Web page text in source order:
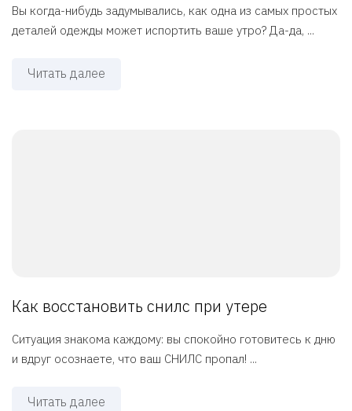
Вы когда-нибудь задумывались, как одна из самых простых
деталей одежды может испортить ваше утро? Да-да, ...
Читать далее
Как восстановить снилс при утере
Ситуация знакома каждому: вы спокойно готовитесь к дню
и вдруг осознаете, что ваш СНИЛС пропал! ...
Читать далее